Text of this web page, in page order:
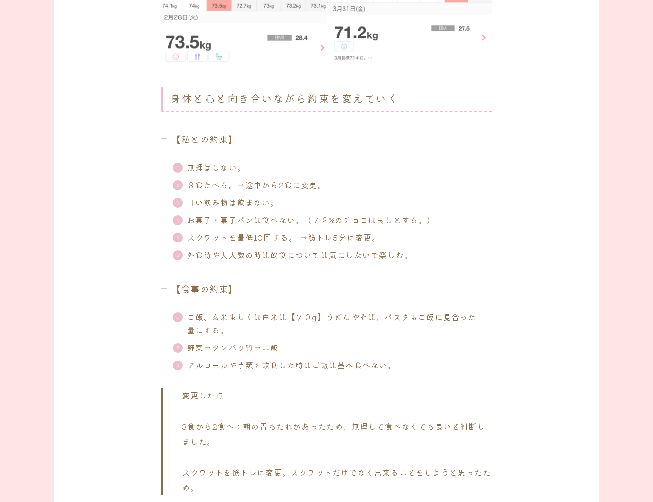
身体と心と向き合いながら約束を変えていく
【私との約束】
無理はしない。
３食たべる。→途中から2食に変更。
甘い飲み物は飲まない。
お菓子・菓子パンは食べない。（７２%のチョコは良しとする。）
スクワットを最低10回する 。 →筋トレ5分に変更。
外食時や大人数の時は飲食については気にしないで楽しむ。
【食事の約束】
ご飯、玄米もしくは白米は【７０g】うどんやそば、パスタもご飯に見合った
量にする。
野菜→タンパク質→ご飯
アルコールや芋類を飲食した時はご飯は基本食べない。
変更した点
3食から2食へ：朝の胃もたれがあったため、無理して食べなくても良いと判断し
ました。
スクワットを筋トレに変更。スクワットだけでなく出来ることをしようと思ったた
め。